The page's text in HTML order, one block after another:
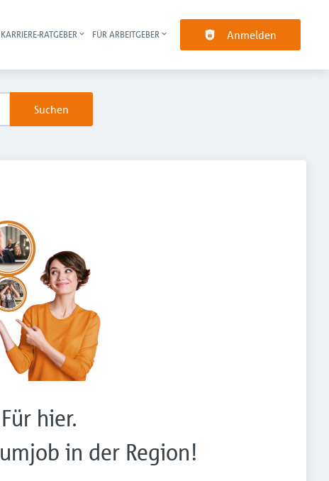
Navigation
KARRIERE-RATGEBER FÜR ARBEITGEBER Anmelden
Suchen
hier.
in der Region!